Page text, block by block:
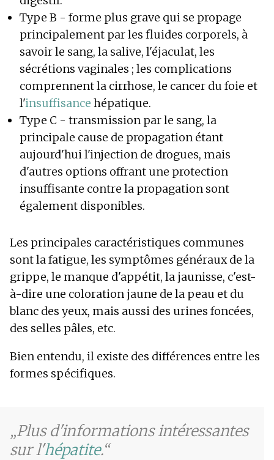
Type B - forme plus grave qui se propage
principalement par les fluides corporels, à
savoir le sang, la salive, l'éjaculat, les
sécrétions vaginales ; les complications
comprennent la cirrhose, le cancer du foie et
l'insuffisance hépatique.
Type C - transmission par le sang, la
principale cause de propagation étant
aujourd'hui l'injection de drogues, mais
d'autres options offrant une protection
insuffisante contre la propagation sont
également disponibles.
Les principales caractéristiques communes
sont la fatigue, les symptômes généraux de la
grippe, le manque d'appétit, la jaunisse, c'est-
à-dire une coloration jaune de la peau et du
blanc des yeux, mais aussi des urines foncées,
des selles pâles, etc.
Bien entendu, il existe des différences entre les
formes spécifiques.
Plus d'informations intéressantes
sur l'hépatite.